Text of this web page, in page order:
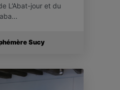
L’Abat-jour et du
Sucy